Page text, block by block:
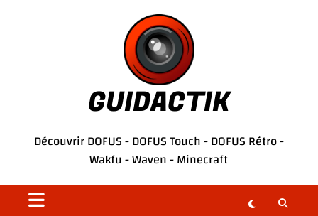
GUIDACTIK
DécouvrirDOFUS-DOFUS Touch-DOFUS Rétro-
Wakfu-Waven-Minecraft